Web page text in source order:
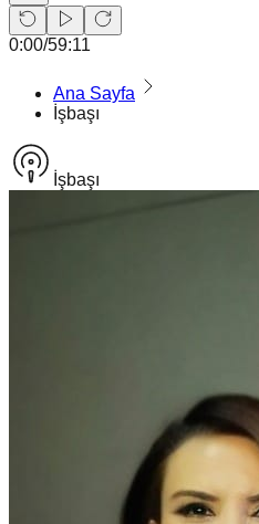
0:00/59:11
Ana Sayfa
İşbaşı
İşbaşı